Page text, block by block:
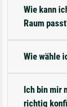
Wie kann
Raum
Wie wähle
Ich bin mir
richtig